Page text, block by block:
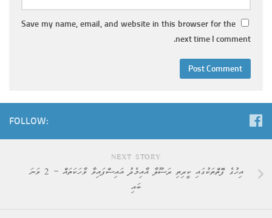
Save my name, email, and website in this browser for the
next time I comment.
FOLLOW:
NEXT STORY
އިހުގެ ފޮތްތަކުގައި ކީރިތި ރަސޫލާ އާއިމެދު އައިސްފައިވާ ވާހަކަތައް – 2 ވަނަ
ބައި